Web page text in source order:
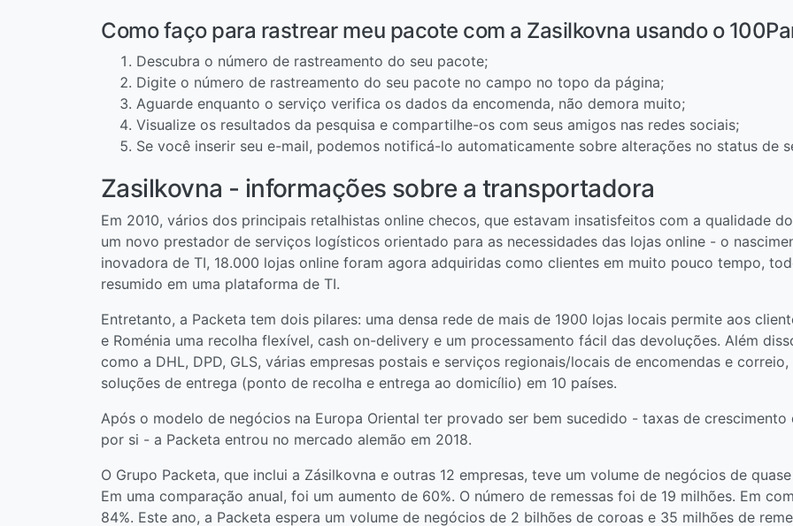
Como faço para rastrear meu pacote com a Zasilkovna usando o
Descubra o número de rastreamento do seu pacote;
Digite o número de rastreamento do seu pacote no campo no topo da página;
Aguarde enquanto o serviço verifica os dados da encomenda, não demora muito;
Visualize os resultados da pesquisa e compartilhe-os com seus amigos nas redes sociais;
Se você inserir seu e-mail, podemos notificá-lo automaticamente sobre alterações no status de
Zasilkovna - informações sobre a transportadora
Em 2010, vários dos principais retalhistas online checos, que estavam insatisfeitos com a qualidade
um novo prestador de serviços logísticos orientado para as necessidades das lojas online - o
inovadora de TI, 18.000 lojas online foram agora adquiridas como clientes em muito pouco tempo,
resumido em uma plataforma de TI.
Entretanto, a Packeta tem dois pilares: uma densa rede de mais de 1900 lojas locais permite aos
e Roménia uma recolha flexível, cash on-delivery e um processamento fácil das devoluções. Além
como a DHL, DPD, GLS, várias empresas postais e serviços regionais/locais de encomendas e
soluções de entrega (ponto de recolha e entrega ao domicílio) em 10 países.
Após o modelo de negócios na Europa Oriental ter provado ser bem sucedido - taxas de
por si - a Packeta entrou no mercado alemão em 2018.
O Grupo Packeta, que inclui a Zásilkovna e outras 12 empresas, teve um volume de negócios de
Em uma comparação anual, foi um aumento de 60%. O número de remessas foi de 19 milhões. Em
84%. Este ano, a Packeta espera um volume de negócios de 2 bilhões de coroas e 35 milhões de